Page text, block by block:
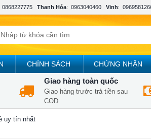
0868227775 Thanh Hóa: 0963040460 Vinh:
CHÍNH SÁCH CHỨNG NHẬN
Giao hàng toàn quốc
Giao hàng trước trả tiền sau
COD
uy tín nhất